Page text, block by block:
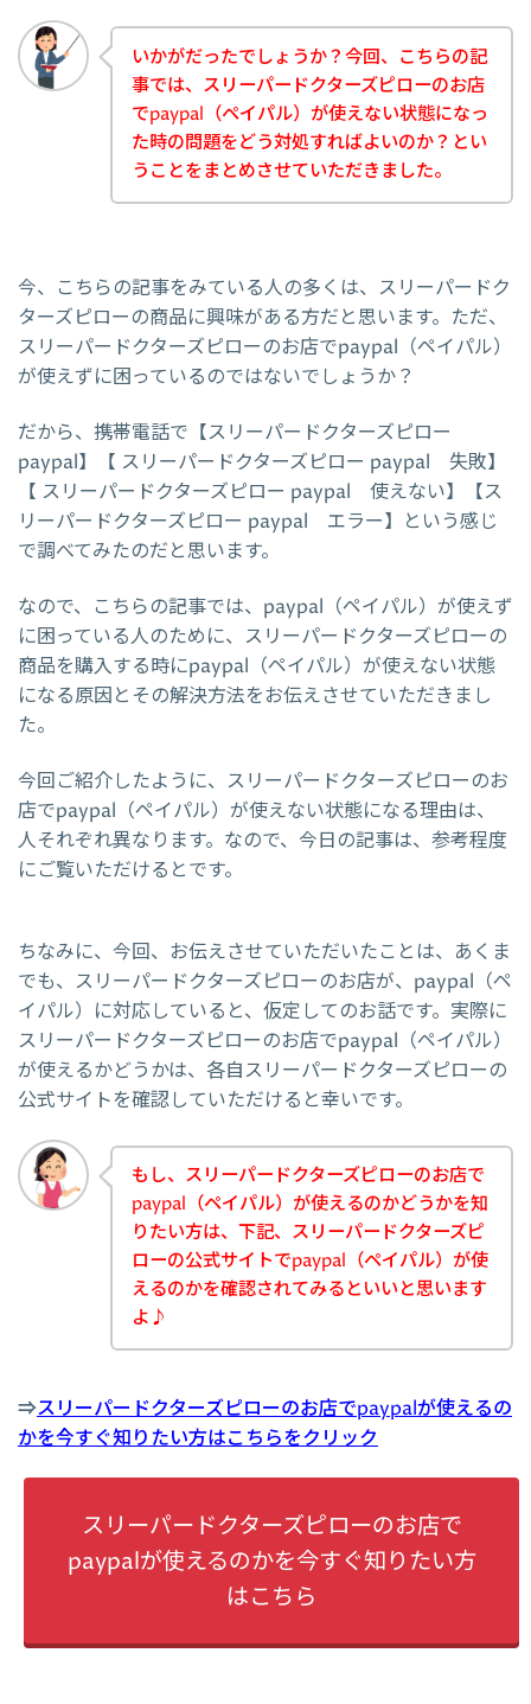
いかがだったでしょうか？今回、こちらの記
事では、スリーパードクターズピローのお店
でpaypal（ペイパル）が使えない状態になっ
た時の問題をどう対処すればよいのか？とい
うことをまとめさせていただきました。
今、こちらの記事をみている人の多くは、スリーパードク
ターズピローの商品に興味がある方だと思います。ただ、
スリーパードクターズピローのお店でpaypal（ペイパル）
が使えずに困っているのではないでしょうか？
だから、携帯電話で【スリーパードクターズピロー
paypal】【 スリーパードクターズピロー paypal 失敗】
【 スリーパードクターズピロー paypal 使えない】【ス
リーパードクターズピロー paypal エラー】という感じ
で調べてみたのだと思います。
なので、こちらの記事では、paypal（ペイパル）が使えず
に困っている人のために、スリーパードクターズピローの
商品を購入する時にpaypal（ペイパル）が使えない状態
になる原因とその解決方法をお伝えさせていただきまし
た。
今回ご紹介したように、スリーパードクターズピローのお
店でpaypal（ペイパル）が使えない状態になる理由は、
人それぞれ異なります。なので、今日の記事は、参考程度
にご覧いただけるとです。
ちなみに、今回、お伝えさせていただいたことは、あくま
でも、スリーパードクターズピローのお店が、paypal（ペ
イパル）に対応していると、仮定してのお話です。実際に
スリーパードクターズピローのお店でpaypal（ペイパル）
が使えるかどうかは、各自スリーパードクターズピローの
公式サイトを確認していただけると幸いです。
もし、スリーパードクターズピローのお店で
paypal（ペイパル）が使えるのかどうかを知
りたい方は、下記、スリーパードクターズピ
ローの公式サイトでpaypal（ペイパル）が使
えるのかを確認されてみるといいと思います
よ♪
⇒スリーパードクターズピローのお店でpaypalが使えるの
かを今すぐ知りたい方はこちらをクリック
スリーパードクターズピローのお店で
paypalが使えるのかを今すぐ知りたい方
はこちら